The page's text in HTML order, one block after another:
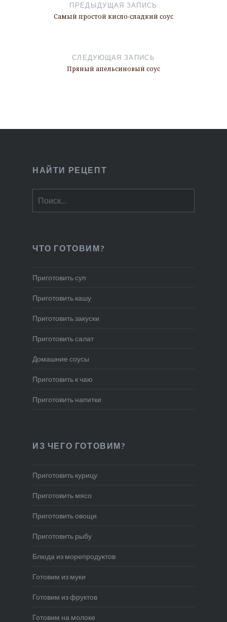
записям
ПРЕДЫДУЩАЯ ЗАПИСЬ
Самый простой кисло-сладкий соус
СЛЕДУЮЩАЯ ЗАПИСЬ
Пряный апельсиновый соус
НАЙТИ РЕЦЕПТ
ЧТО ГОТОВИМ?
Приготовить суп
Приготовить кашу
Приготовить закуски
Приготовить салат
Домашние соусы
Приготовить к чаю
Приготовить напитки
ИЗ ЧЕГО ГОТОВИМ?
Приготовить курицу
Приготовить мясо
Приготовить овощи
Приготовить рыбу
Блюда из морепродуктов
Готовим из муки
Готовим из фруктов
Готовим на молоке